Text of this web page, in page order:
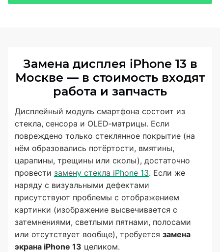
Замена дисплея iPhone 13 в
Москве — в стоимость входят
работа и запчасть
Дисплейный модуль смартфона состоит из
стекла, сенсора и OLED‑матрицы. Если
повреждено только стеклянное покрытие (на
нём образовались потёртости, вмятины,
царапины, трещины или сколы), достаточно
провести замену стекла iPhone 13. Если же
наряду с визуальными дефектами
присутствуют проблемы с отображением
картинки (изображение высвечивается с
затемнениями, светлыми пятнами, полосами
или отсутствует вообще), требуется замена
экрана iPhone 13 целиком.